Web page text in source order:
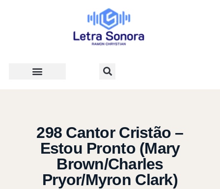
298 Cantor Cristão –
Estou Pronto (Mary
Brown/Charles
Pryor/Myron Clark)